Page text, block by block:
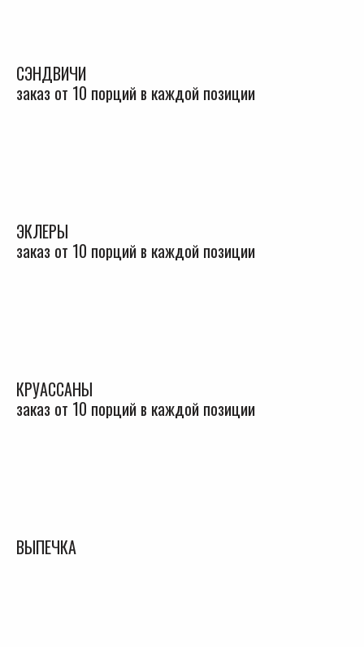
СЭНДВИЧИ
заказ от 10 порций в каждой позиции
ЭКЛЕРЫ
заказ от 10 порций в каждой позиции
КРУАССАНЫ
заказ от 10 порций в каждой позиции
ВЫПЕЧКА